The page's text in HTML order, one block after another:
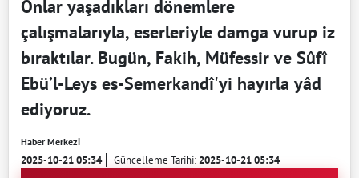
Onlar yaşadıkları dönemlere
çalışmalarıyla, eserleriyle damga vurup iz
bıraktılar. Bugün, Fakih, Müfessir ve Sûfî
Ebü’l-Leys es-Semerkandî'yi hayırla yâd
ediyoruz.
Haber Merkezi
2025-10-21 05:34 Güncelleme Tarihi:2025-10-21 05:34